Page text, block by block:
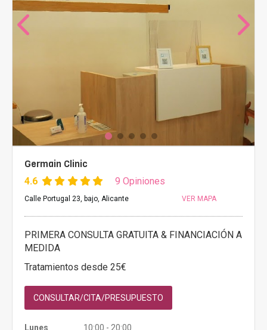
Germain Clinic
4.6 9 Opiniones
Calle Portugal 23, bajo, Alicante VER MAPA
PRIMERA CONSULTA GRATUITA & FINANCIACIÓN A
MEDIDA
Tratamientos desde 25€
CONSULTAR/CITA/PRESUPUESTO
Lunes 10:00 - 20:00